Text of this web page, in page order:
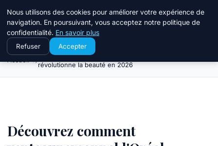
ppgazette
Découvrez comment venteaupersonnel l'Oréal
révolutionne la beauté en 2026
Découvrez comment
Nous utilisons des cookies pour améliorer votre expérience de
navigation. En poursuivant, vous acceptez notre politique de
confidentialité. En savoir plus
Refuser Accepter